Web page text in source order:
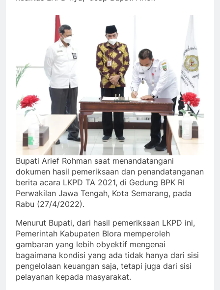
Bupati Arief Rohman saat menandatangani
dokumen hasil pemeriksaan dan penandatanganan
berita acara LKPD TA 2021, di Gedung BPK RI
Perwakilan Jawa Tengah, Kota Semarang, pada
Rabu (27/4/2022).
Menurut Bupati, dari hasil pemeriksaan LKPD ini,
Pemerintah Kabupaten Blora memperoleh
gambaran yang lebih obyektif mengenai
bagaimana kondisi yang ada tidak hanya dari sisi
pengelolaan keuangan saja, tetapi juga dari sisi
pelayanan kepada masyarakat.